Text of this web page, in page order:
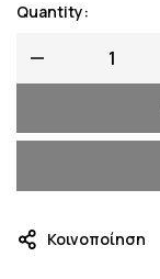
Quantity:
Κοινοποίηση